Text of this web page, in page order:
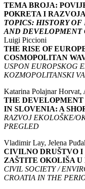
TEMA BROJA:
POKRETA I
TOPICS: HISTORY
AND DEVELOPMENT
Luigi Piccioni
THE RISE OF
COSMOPOLITAN
USPON EUROPSKOG
KOZMOPOLITANSKI
Katarina Polajnar Horvat,
THE
IN SLOVENIA: A
RAZVOJ EKOLOŠKE/
PREGLED
Vladimir Lay, Jelena
CIVILNO DRUŠTVO I
ZAŠTITE OKOLIŠA U
CIVIL SOCIETY /
CROATIA IN THE